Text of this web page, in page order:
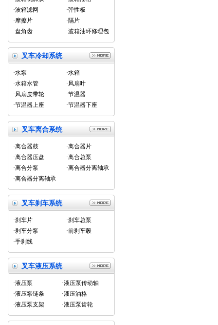
·波箱滤网
·弹性板
·摩擦片
·隔片
·盘角齿
·波箱油环修理包
叉车冷却系统
·水泵
·水箱
·水箱水管
·风扇叶
·风扇皮带轮
·节温器
·节温器上座
·节温器下座
叉车离合系统
·离合器鼓
·离合器片
·离合器压盘
·离合总泵
·离合分泵
·离合器分离轴承
·离合器分离轴承
叉车刹车系统
·刹车片
·刹车总泵
·刹车分泵
·前刹车毂
·手刹线
叉车液压系统
·液压泵
·液压泵传动轴
·液压泵链条
·液压油格
·液压泵支架
·液压泵齿轮